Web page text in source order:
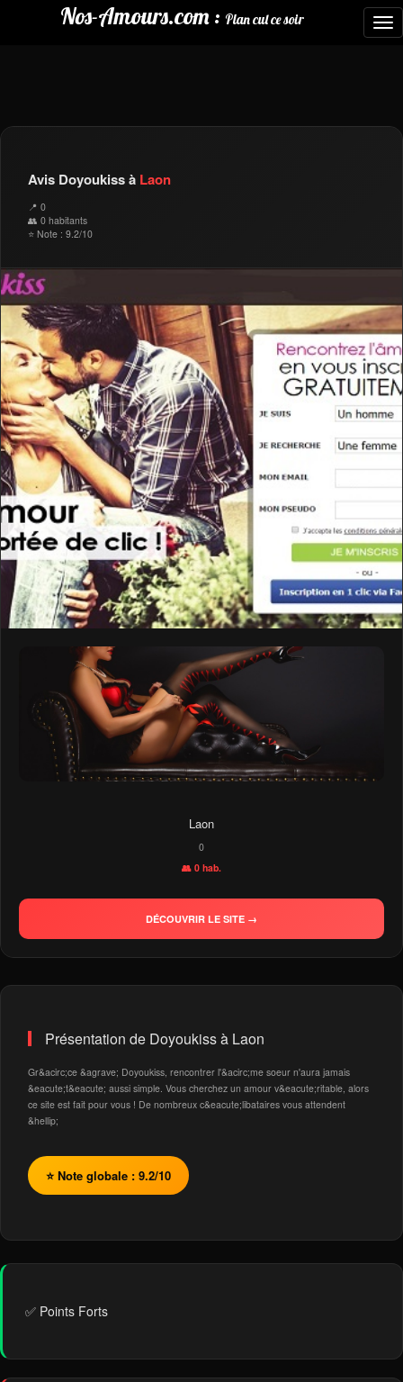
Nos-Amours.com : Plan cul ce soir
Avis Doyoukiss à Laon
📍 0
👥 0 habitants
⭐ Note : 9.2/10
Laon
0
👥 0 hab.
DÉCOUVRIR LE SITE →
Présentation de Doyoukiss à Laon
Gr&acirc;ce &agrave; Doyoukiss, rencontrer l'&acirc;me soeur n'aura jamais
&eacute;t&eacute; aussi simple. Vous cherchez un amour v&eacute;ritable, alors
ce site est fait pour vous ! De nombreux c&eacute;libataires vous attendent
&hellip;
⭐ Note globale : 9.2/10
✅ Points Forts